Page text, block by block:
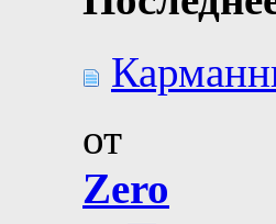
от
Zero